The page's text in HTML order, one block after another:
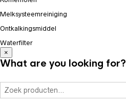
Melksysteemreiniging
Ontkalkingsmiddel
Waterfilter
×
What are you looking for?